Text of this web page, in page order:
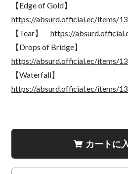
【Edge of Gold】
https://absurd.official.ec/items/
【Tear】 https://
【Drops of Bridge】
https://absurd.official.ec/items/
【Waterfall】
https://absurd.official.ec/items/
カートに